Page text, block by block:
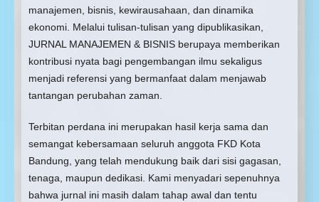
manajemen, bisnis, kewirausahaan, dan dinamika
ekonomi. Melalui tulisan-tulisan yang dipublikasikan,
JURNAL MANAJEMEN & BISNIS berupaya memberikan
kontribusi nyata bagi pengembangan ilmu sekaligus
menjadi referensi yang bermanfaat dalam menjawab
tantangan perubahan zaman.
Terbitan perdana ini merupakan hasil kerja sama dan
semangat kebersamaan seluruh anggota FKD Kota
Bandung, yang telah mendukung baik dari sisi gagasan,
tenaga, maupun dedikasi. Kami menyadari sepenuhnya
bahwa jurnal ini masih dalam tahap awal dan tentu